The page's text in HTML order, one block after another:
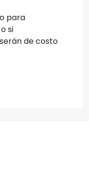
para
si
de costo